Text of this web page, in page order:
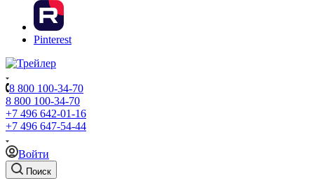
Pinterest
8 800 100-34-70
8 800 100-34-70
+7 496 642-01-16
+7 496 647-54-44
Войти
Поиск